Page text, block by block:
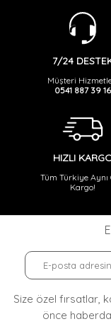
Taşlı Pantolonlu
Pantolonlu Bordo
7/24
Müşteri
0541 887 39 16
HIZLI
Tüm Türkiye Aynı
Kargo!
Size özel fırsatlar,
önce